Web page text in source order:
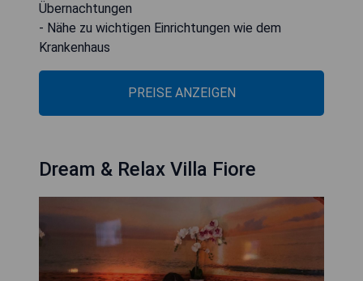
Übernachtungen
- Nähe zu wichtigen Einrichtungen wie dem
Krankenhaus
PREISE ANZEIGEN
Dream & Relax Villa Fiore